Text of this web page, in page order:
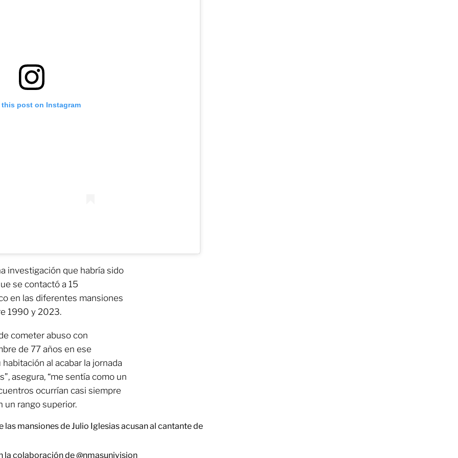
this post on Instagram
investigación que habría sido
se contactó a 15
en las diferentes mansiones
1990 y 2023.
cometer abuso con
de 77 años en ese
al acabar la jornada
asegura, “me sentía como un
ocurrían casi siempre
un rango superior.
las mansiones de Julio Iglesias acusan al cantante de
la colaboración de@nmasunivision